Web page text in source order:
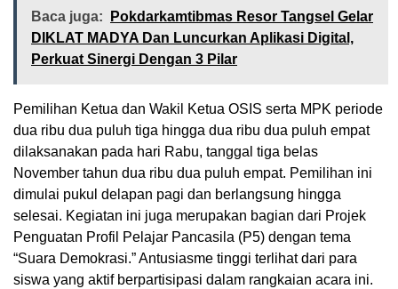
Baca juga:
Pokdarkamtibmas Resor Tangsel Gelar
DIKLAT MADYA Dan Luncurkan Aplikasi Digital,
Perkuat Sinergi Dengan 3 Pilar
Pemilihan Ketua dan Wakil Ketua OSIS serta MPK periode
dua ribu dua puluh tiga hingga dua ribu dua puluh empat
dilaksanakan pada hari Rabu, tanggal tiga belas
November tahun dua ribu dua puluh empat. Pemilihan ini
dimulai pukul delapan pagi dan berlangsung hingga
selesai. Kegiatan ini juga merupakan bagian dari Projek
Penguatan Profil Pelajar Pancasila (P5) dengan tema
“Suara Demokrasi.” Antusiasme tinggi terlihat dari para
siswa yang aktif berpartisipasi dalam rangkaian acara ini.